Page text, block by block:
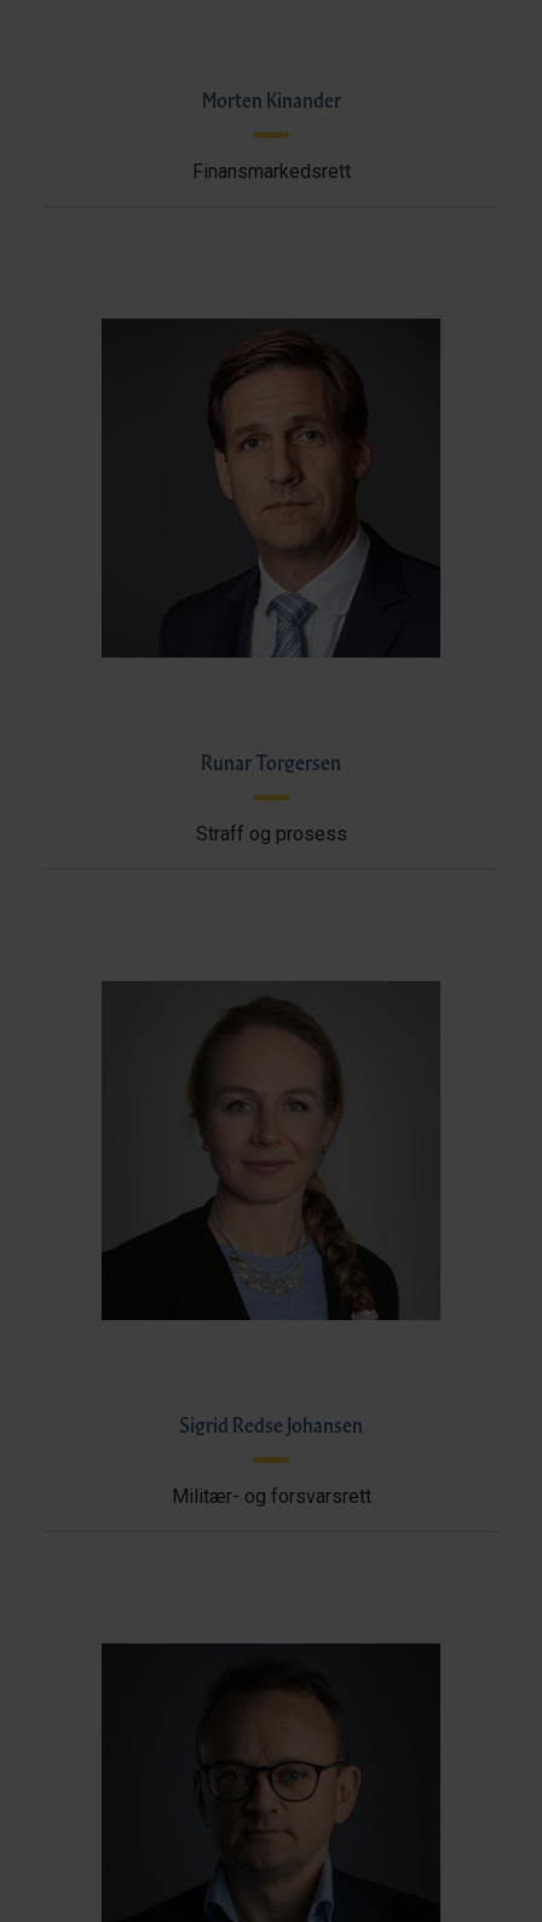
Morten Kinander
Finansmarkedsrett
Runar Torgersen
Straff og prosess
Sigrid Redse Johansen
Militær- og forsvarsrett